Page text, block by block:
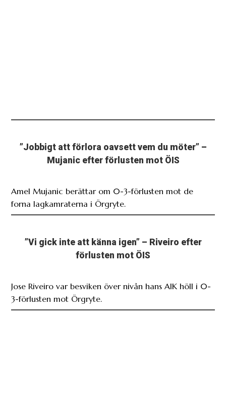
”Jobbigt att förlora oavsett vem du möter” –
Mujanic efter förlusten mot ÖIS
Amel Mujanic berättar om 0-3-förlusten mot de
forna lagkamraterna i Örgryte.
”Vi gick inte att känna igen” – Riveiro efter
förlusten mot ÖIS
Jose Riveiro var besviken över nivån hans AIK höll i 0-
3-förlusten mot Örgryte.